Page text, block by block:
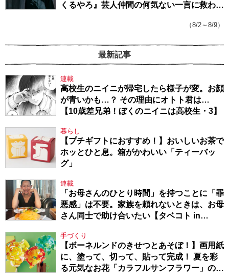
くるやろ』芸人仲間の何気ない一言に救われ
（8/2～8/9）
最新記事
連載
高校生のニイニが帰宅したら様子が変。お顔
が青いかも…？ その理由にオトト君は…
【10歳差兄弟！ぼくのニイニは高校生・3】
暮らし
【プチギフトにおすすめ！】おいしいお茶で
ホッとひと息。箱がかわいい「ティーバッ
グ」
連載
「お母さんのひとり時間」を持つことに「罪
悪感」は不要。家族を頼れないときは、お母
さん同士で助け合いたい【タベコト in
手づくり
【ボーネルンドのきせつとあそぼ！】画用紙
に、塗って、切って、貼って完成！ 夏を彩
る元気なお花「カラフルサンフラワー」の作